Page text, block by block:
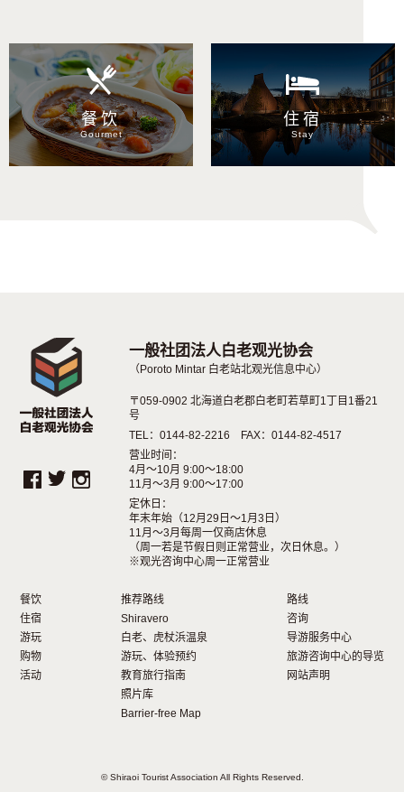
餐饮
Gourmet
住宿
Stay
一般社团法人白老观光协会
（Poroto Mintar 白老站北观光信息中心）
〒059-0902 北海道白老郡白老町若草町1丁目1番21
号
TEL：0144-82-2216 FAX：0144-82-4517
营业时间：
4月～10月 9:00～18:00
11月～3月 9:00～17:00
定休日：
年末年始（12月29日〜1月3日）
11月～3月每周一仅商店休息
（周一若是节假日则正常营业，次日休息。）
※观光咨询中心周一正常营业
餐饮
住宿
游玩
购物
活动
推荐路线
Shiravero
白老、虎杖浜温泉
游玩、体验预约
教育旅行指南
照片库
Barrier-free Map
路线
咨询
导游服务中心
旅游咨询中心的导览
网站声明
© Shiraoi Tourist Association All Rights Reserved.